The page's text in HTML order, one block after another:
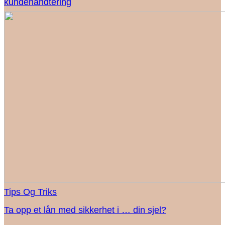
Tips Og Triks
Ta opp et lån med sikkerhet i … din sjel?